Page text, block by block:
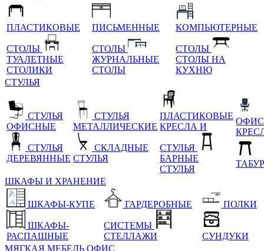
ПЛАСТИКОВЫЕ
СТОЛЫ
ТУАЛЕТНЫЕ
СТОЛИКИ
ПИСЬМЕННЫЕ
СТОЛЫ
ЖУРНАЛЬНЫЕ
СТОЛЫ
КОМПЬЮТЕРНЫЕ
СТОЛЫ
СТОЛЫ НА
КУХНЮ
СТУЛЬЯ
СТУЛЬЯ
ОФИСНЫЕ
СТУЛЬЯ
ДЕРЕВЯННЫЕ
СТУЛЬЯ
МЕТАЛЛИЧЕСКИЕ
СКЛАДНЫЕ
СТУЛЬЯ
ПЛАСТИКОВЫЕ
КРЕСЛА И
СТУЛЬЯ
БАРНЫЕ
СТУЛЬЯ
ШКАФЫ И ХРАНЕНИЕ
ШКАФЫ-КУПЕ
ШКАФЫ-
РАСПАШНЫЕ
ГАРДЕРОБНЫЕ
СИСТЕМЫ
СТЕЛЛАЖИ
ПОЛКИ
СУНДУКИ
МЯГКАЯ МЕБЕЛЬ ОФИС